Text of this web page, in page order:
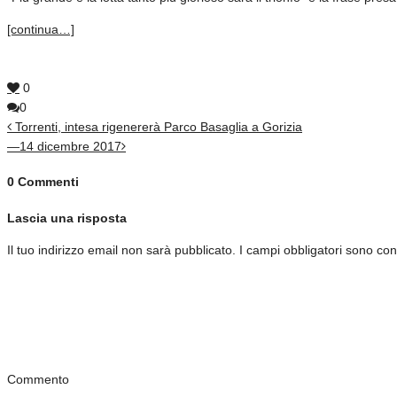
[continua…]
0
0
Torrenti, intesa rigenererà Parco Basaglia a Gorizia
—14 dicembre 2017
0 Commenti
Lascia una risposta
Il tuo indirizzo email non sarà pubblicato. I campi obbligatori sono
Commento